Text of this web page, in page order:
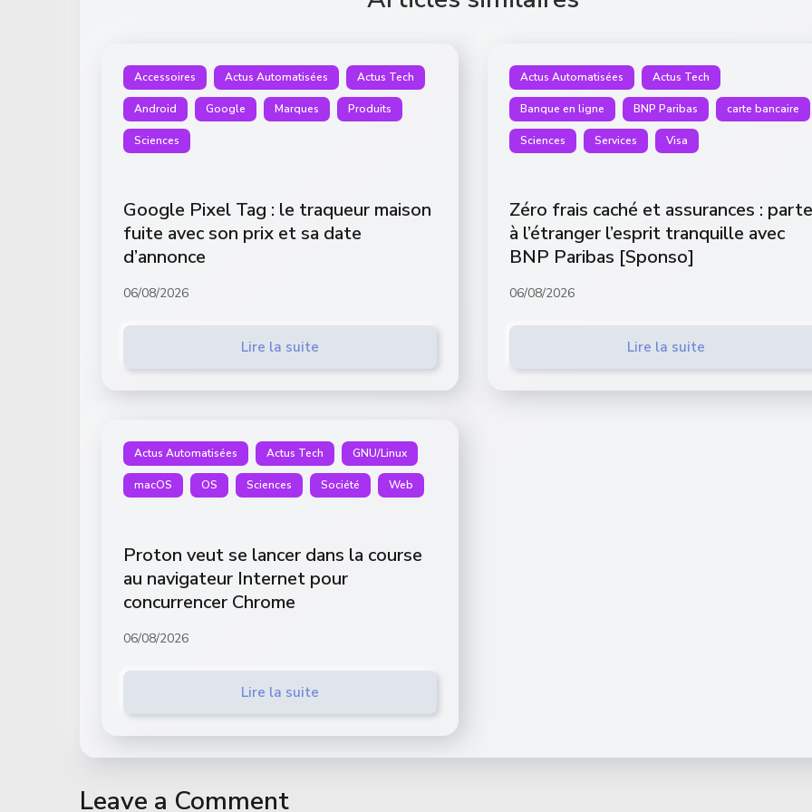
Accessoires Actus Automatisées Actus Tech
Android Google Marques Produits
Sciences
Google Pixel Tag : le traqueur maison
fuite avec son prix et sa date
d’annonce
06/08/2026
Lire la suite
Actus Automatisées Actus Tech
Banque en ligne BNP Paribas carte bancaire
Sciences Services Visa
Zéro frais caché et assurances :
à l’étranger l’esprit tranquille avec
BNP Paribas [Sponso]
06/08/2026
Lire la suite
Actus Automatisées Actus Tech GNU/Linux
macOS OS Sciences Société Web
Proton veut se lancer dans la course
au navigateur Internet pour
concurrencer Chrome
06/08/2026
Lire la suite
Leave a Comment